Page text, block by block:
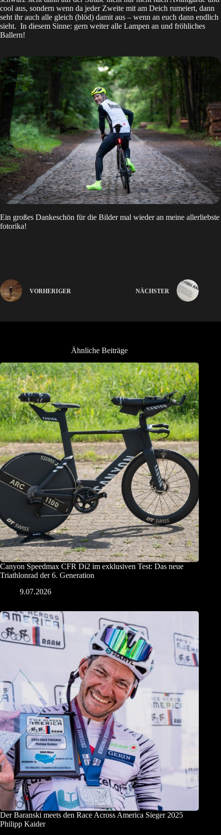
cool aus, sondern wenn da jeder Zweite mit am Deich rumeiert, dann
seht ihr auch alle gleich (blöd) damit aus – wenn an euch dann endlich
sieht. In diesem Sinne: gern weiter alle Lampen an und fröhliches
Ballern!
Ein großes Dankeschön für die Bilder mal wieder an meine allerliebste
fotorika!
VORHERIGER NÄCHSTER
Ähnliche Beiträge
Canyon Speedmax CFR Di2 im exklusiven Test: Das neue
Triathlonrad der 6. Generation
9.07.2026
Der Baranski meets den Race Across America Sieger 2025
Philipp Kaider